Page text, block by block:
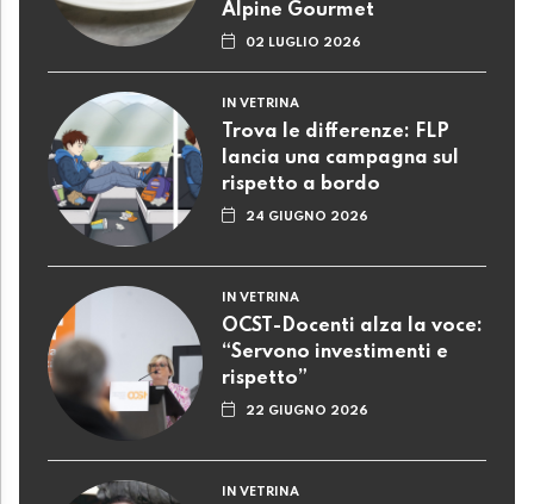
Alpine Gourmet
02 LUGLIO 2026
IN VETRINA
Trova le differenze: FLP
lancia una campagna sul
rispetto a bordo
24 GIUGNO 2026
IN VETRINA
OCST-Docenti alza la voce:
“Servono investimenti e
rispetto”
22 GIUGNO 2026
IN VETRINA